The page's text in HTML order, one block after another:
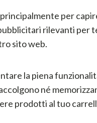
per
rilevanti per
sito web.
la piena
né
prodotti al tuo